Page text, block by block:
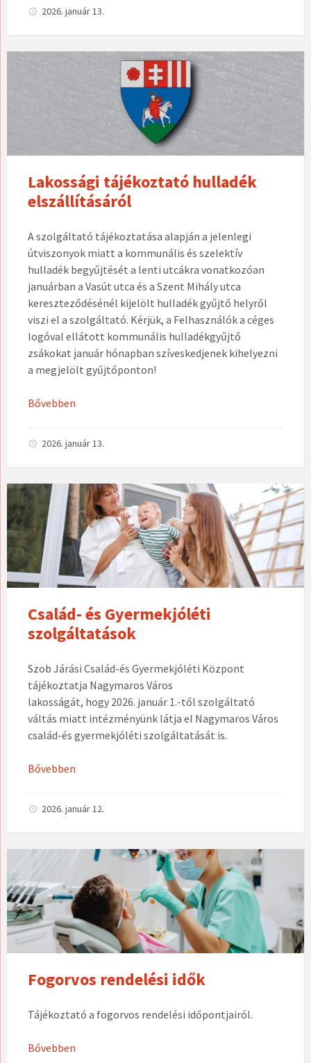
b
o
o
k
m
eg
2026. január 13.
Lakossági tájékoztató hulladék
elszállításáról
A szolgáltató tájékoztatása alapján a jelenlegi
útviszonyok miatt a kommunális és szelektív
hulladék begyűjtését a lenti utcákra vonatkozóan
januárban a Vasút utca és a Szent Mihály utca
kereszteződésénél kijelölt hulladék gyűjtő helyről
viszi el a szolgáltató. Kérjük, a Felhasználók a céges
logóval ellátott kommunális hulladékgyűjtő
zsákokat január hónapban szíveskedjenek kihelyezni
a megjelölt gyűjtőponton!
Bővebben
2026. január 13.
Család- és Gyermekjóléti
szolgáltatások
Szob Járási Család-és Gyermekjóléti Központ
tájékoztatja Nagymaros Város
lakosságát, hogy 2026. január 1.-től szolgáltató
váltás miatt intézményünk látja el Nagymaros Város
család-és gyermekjóléti szolgáltatását is.
Bővebben
2026. január 12.
Fogorvos rendelési idők
Tájékoztató a fogorvos rendelési időpontjairól.
Bővebben